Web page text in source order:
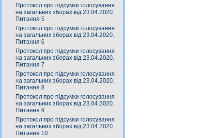
Протокол про підсумки голосування
на загальних зборах від 23.04.2020.
Питання 5
Протокол про підсумки голосування
на загальних зборах від 23.04.2020.
Питання 6
Протокол про підсумки голосування
на загальних зборах від 23.04.2020.
Питання 7
Протокол про підсумки голосування
на загальних зборах від 23.04.2020.
Питання 8
Протокол про підсумки голосування
на загальних зборах від 23.04.2020.
Питання 9
Протокол про підсумки голосування
на загальних зборах від 23.04.2020.
Питання 10